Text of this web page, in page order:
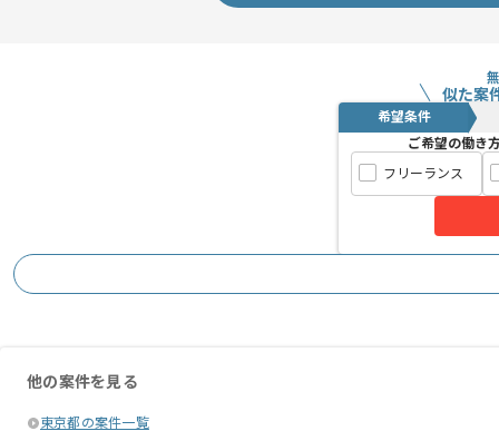
似た案
希望条件
ご希望の働き
フリーランス
他の案件を見る
東京都の案件一覧